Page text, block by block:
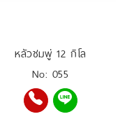
หลัวชมพู่ 12 กิโล
No: 055